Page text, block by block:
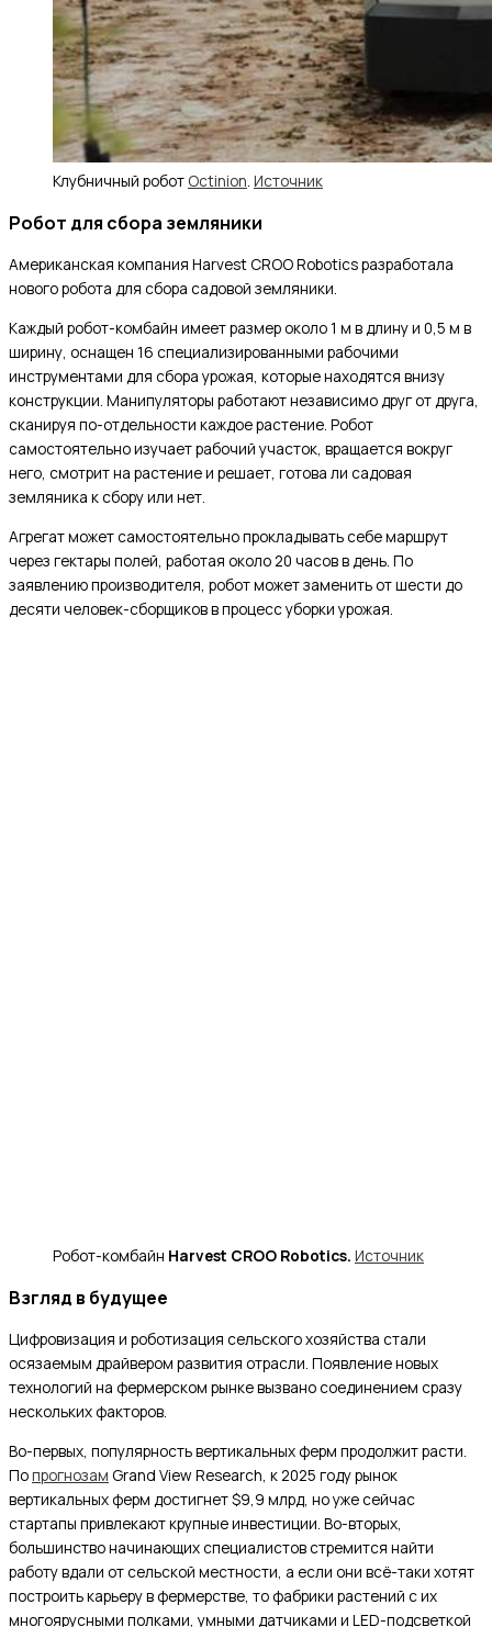
Клубничный робот Octinion. Источник
Робот для сбора земляники
Американская компания Harvest CROO Robotics разработала
нового робота для сбора садовой земляники.
Каждый робот-комбайн имеет размер около 1 м в длину и 0,5 м в
ширину, оснащен 16 специализированными рабочими
инструментами для сбора урожая, которые находятся внизу
конструкции. Манипуляторы работают независимо друг от друга,
сканируя по-отдельности каждое растение. Робот
самостоятельно изучает рабочий участок, вращается вокруг
него, смотрит на растение и решает, готова ли садовая
земляника к сбору или нет.
Агрегат может самостоятельно прокладывать себе маршрут
через гектары полей, работая около 20 часов в день. По
заявлению производителя, робот может заменить от шести до
десяти человек-сборщиков в процесс уборки урожая.
Робот-комбайн Harvest CROO Robotics. Источник
Взгляд в будущее
Цифровизация и роботизация сельского хозяйства стали
осязаемым драйвером развития отрасли. Появление новых
технологий на фермерском рынке вызвано соединением сразу
нескольких факторов.
Во-первых, популярность вертикальных ферм продолжит расти.
Попрогнозам Grand View Research, к 2025 году рынок
вертикальных ферм достигнет $9,9 млрд, но уже сейчас
стартапы привлекают крупные инвестиции. Во-вторых,
большинство начинающих специалистов стремится найти
работу вдали от сельской местности, а если они всё-таки хотят
построить карьеру в фермерстве, то фабрики растений с их
многоярусными полками, умными датчиками и LED-подсветкой